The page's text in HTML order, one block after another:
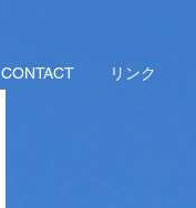
CONTACT リンク